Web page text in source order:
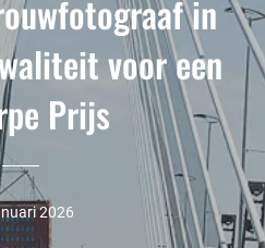
in
voor een
Prijs
2026